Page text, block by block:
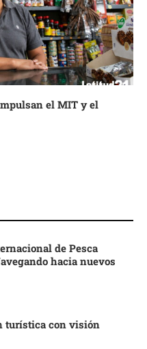
el MIT y el
de Pesca
hacia nuevos
turística con visión